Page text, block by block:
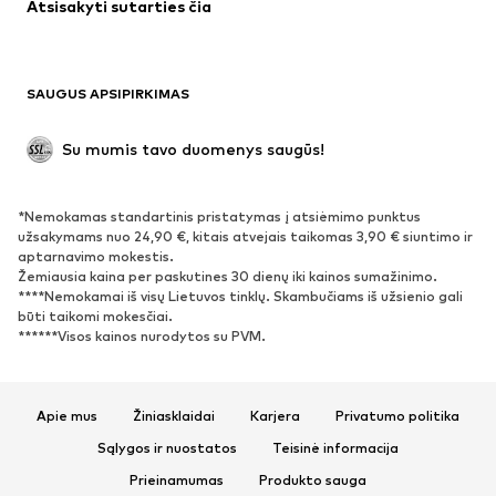
Paltai
Proginiai
Išskirtiniai
BATAI
Naujienos
Sportbačiai
Aulinukai
Batai su kulniukais
Auliniai batai
Įsispiriami bateliai
Šlepetės
Atsisakyti sutarties čia
SAUGUS APSIPIRKIMAS
Su mumis tavo duomenys saugūs!
*Nemokamas standartinis pristatymas į atsiėmimo punktus
užsakymams nuo 24,90 €, kitais atvejais taikomas 3,90 € siuntimo ir
aptarnavimo mokestis.
Žemiausia kaina per paskutines 30 dienų iki kainos sumažinimo.
****Nemokamai iš visų Lietuvos tinklų. Skambučiams iš užsienio gali
būti taikomi mokesčiai.
******Visos kainos nurodytos su PVM.
Apie mus Žiniasklaidai Karjera
Privatumo politika
Sąlygos ir nuostatos
Teisinė informacija
Prieinamumas
Produkto sauga